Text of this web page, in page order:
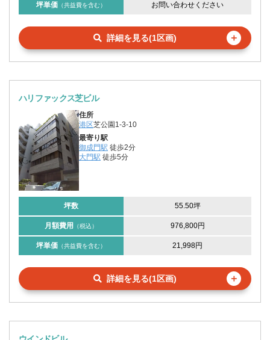
坪単価 （共益費を含む） お問い合わせください
詳細を見る(1区画) ＋
ハリファックス芝ビル
住所
港区芝公園1-3-10
最寄り駅
御成門駅 徒歩2分
大門駅 徒歩5分
坪数 55.50坪
月額費用 （税込） 976,800円
坪単価 （共益費を含む） 21,998円
詳細を見る(1区画) ＋